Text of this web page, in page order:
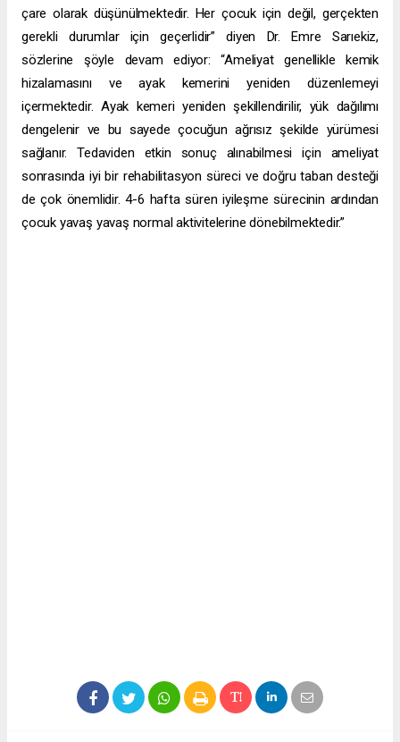
çare olarak düşünülmektedir. Her çocuk için değil, gerçekten
gerekli durumlar için geçerlidir” diyen Dr. Emre Sarıekiz,
sözlerine şöyle devam ediyor: “Ameliyat genellikle kemik
hizalamasını ve ayak kemerini yeniden düzenlemeyi
içermektedir. Ayak kemeri yeniden şekillendirilir, yük dağılımı
dengelenir ve bu sayede çocuğun ağrısız şekilde yürümesi
sağlanır. Tedaviden etkin sonuç alınabilmesi için ameliyat
sonrasında iyi bir rehabilitasyon süreci ve doğru taban desteği
de çok önemlidir. 4-6 hafta süren iyileşme sürecinin ardından
çocuk yavaş yavaş normal aktivitelerine dönebilmektedir.”